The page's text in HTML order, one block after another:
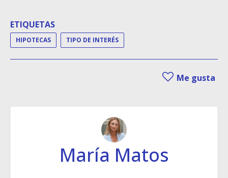
ETIQUETAS
HIPOTECAS TIPO DE INTERÉS
Me gusta
María Matos